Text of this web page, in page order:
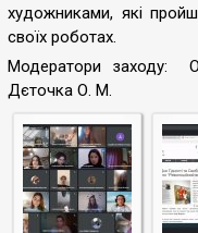
художниками, які
своїх роботах.
Модератори заходу:
Дєточка О. М.